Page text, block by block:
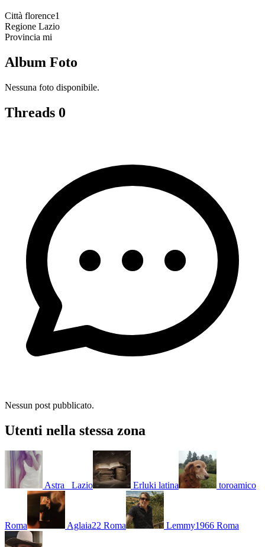
Città florence1
Regione Lazio
Provincia mi
Album Foto
Nessuna foto disponibile.
Threads 0
Nessun post pubblicato.
Utenti nella stessa zona
Astra_ Lazio Erluki latina toroamico
Roma Aglaia22 Roma Lemmy1966 Roma